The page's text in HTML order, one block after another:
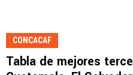
CONCACAF
Tabla de mejores